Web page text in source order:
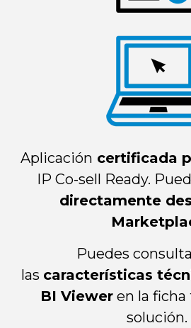
Aplicación certificada
IP Co-sell Ready.
directamente
Puedes
las características
BI Vieweren la ficha
solución.